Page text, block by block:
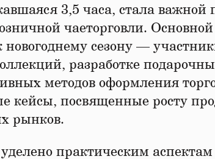
3,5 часа, стала важной
чаеторговли.
новогоднему сезону —
разработке
методов оформления
кейсы, посвященные росту
рынков.
практическим